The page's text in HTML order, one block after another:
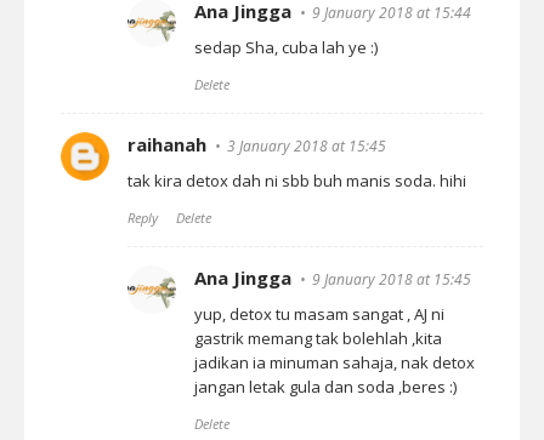
Ana Jingga 9 January 2018 at 15:44
sedap Sha, cuba lah ye :)
Delete
raihanah 3 January 2018 at 15:45
tak kira detox dah ni sbb buh manis soda. hihi
Reply Delete
Ana Jingga 9 January 2018 at 15:45
yup, detox tu masam sangat , AJ ni
gastrik memang tak bolehlah ,kita
jadikan ia minuman sahaja, nak detox
jangan letak gula dan soda ,beres :)
Delete